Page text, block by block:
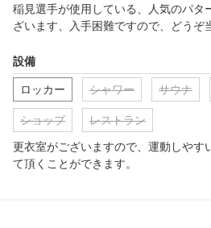
稲見選手が使用している、人気のパタ
ざいます、入手困難ですので、どうぞ
設備
ロッカー シャワー サウナ
ショップ レストラン
更衣室がございますので、運動しやす
て頂くことができます。